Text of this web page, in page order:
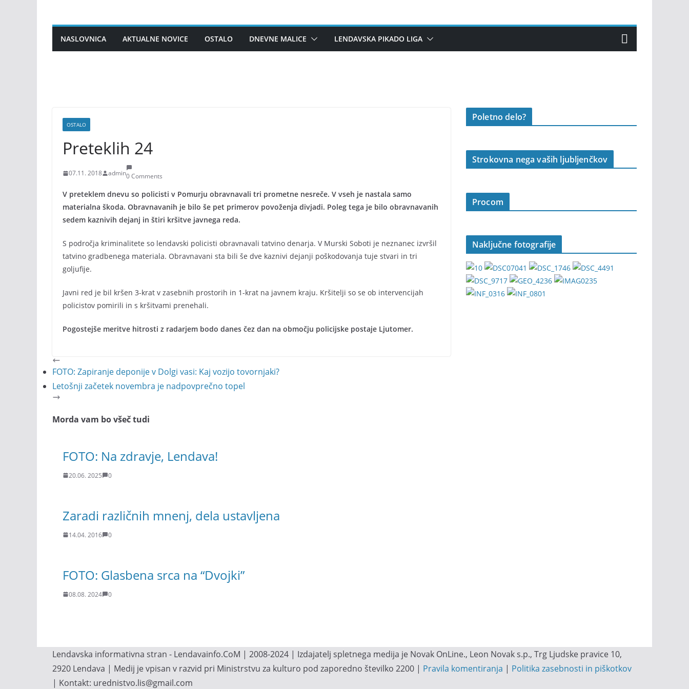
contentNASLOVNICA AKTUALNE NOVICE OSTALO DNEVNE MALICE LENDAVSKA PIKADO LIGA
OSTALO
Preteklih 24
07.11. 2018 admin0 Comments
V preteklem dnevu so policisti v Pomurju obravnavali tri prometne nesreče. V vseh je nastala samo
materialna škoda. Obravnavanih je bilo še pet primerov povoženja divjadi. Poleg tega je bilo obravnavanih
sedem kaznivih dejanj in štiri kršitve javnega reda.
S področja kriminalitete so lendavski policisti obravnavali tatvino denarja. V Murski Soboti je neznanec izvršil
tatvino gradbenega materiala. Obravnavani sta bili še dve kaznivi dejanji poškodovanja tuje stvari in tri
goljufije.
Javni red je bil kršen 3-krat v zasebnih prostorih in 1-krat na javnem kraju. Kršitelji so se ob intervencijah
policistov pomirili in s kršitvami prenehali.
Pogostejše meritve hitrosti z radarjem bodo danes čez dan na območju policijske postaje Ljutomer.
FOTO: Zapiranje deponije v Dolgi vasi: Kaj vozijo tovornjaki?
Letošnji začetek novembra je nadpovprečno topel
Morda vam bo všeč tudi
FOTO: Na zdravje, Lendava!
20.06. 2025 0
Zaradi različnih mnenj, dela ustavljena
14.04. 2016 0
FOTO: Glasbena srca na “Dvojki”
08.08. 2024 0
Poletno delo?
Strokovna nega vaših ljubljenčkov
Procom
Naključne fotografije
Lendavska informativna stran - Lendavainfo.CoM | 2008-2024 | Izdajatelj spletnega medija je Novak OnLine., Leon Novak s.p., Trg Ljudske pravice 10,
2920 Lendava | Medij je vpisan v razvid pri Ministrstvu za kulturo pod zaporedno številko 2200 | Pravila komentiranja | Politika zasebnosti in piškotkov
| Kontakt: urednistvo.lis@gmail.com